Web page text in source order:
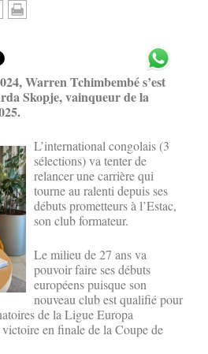
Warren Tchimbembé s’est
Skopje, vainqueur de la
L’international congolais (3
sélections) va tenter de
relancer une carrière qui
tourne au ralenti depuis ses
débuts prometteurs à l’Estac,
son club formateur.
Le milieu de 27 ans va
pouvoir faire ses débuts
européens puisque son
nouveau club est qualifié pour
de la Ligue Europa
en finale de la Coupe de